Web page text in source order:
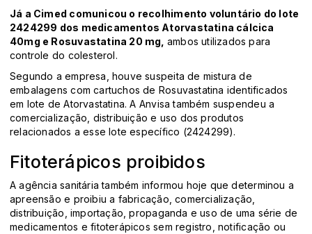
Já a Cimed comunicou o recolhimento voluntário do lote
2424299 dos medicamentos Atorvastatina cálcica
40mg e Rosuvastatina 20 mg, ambos utilizados para
controle do colesterol.
Segundo a empresa, houve suspeita de mistura de
embalagens com cartuchos de Rosuvastatina identificados
em lote de Atorvastatina. A Anvisa também suspendeu a
comercialização, distribuição e uso dos produtos
relacionados a esse lote específico (2424299).
Fitoterápicos proibidos
A agência sanitária também informou hoje que determinou a
apreensão e proibiu a fabricação, comercialização,
distribuição, importação, propaganda e uso de uma série de
medicamentos e fitoterápicos sem registro, notificação ou